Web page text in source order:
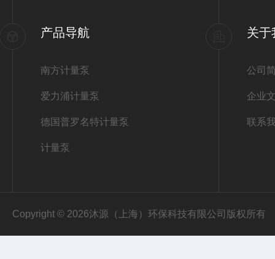
产品导航
南方计量泵
爱力浦计量泵
德国普罗名特计量泵
计量泵
关于
公司
企业
联系
Copyright © 2026沐源（上海）环保科技有限公司版权所有